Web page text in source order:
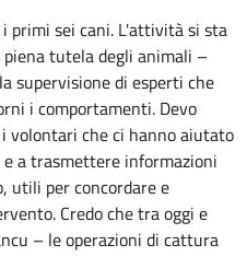
primi sei cani. L'attività si sta
tutela degli animali –
supervisione di esperti che
i comportamenti. Devo
volontari che ci hanno aiutato
a trasmettere informazioni
utili per concordare e
Credo che tra oggi e
– le operazioni di cattura